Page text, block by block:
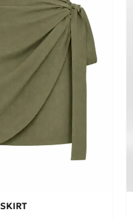
S M